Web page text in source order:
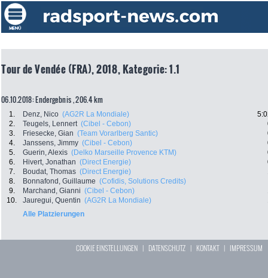
Tour de Vendée (FRA), 2018, Kategorie: 1.1
06.10.2018: Endergebnis , 206.4 km
1. Denz, Nico (AG2R La Mondiale)
2.
Teugels, Lennert (Cibel - Cebon)
3.
Friesecke, Gian (Team Vorarlberg Santic)
4.
Janssens, Jimmy (Cibel - Cebon)
5.
Guerin, Alexis (Delko Marseille Provence KTM)
6.
Hivert, Jonathan (Direct Energie)
7.
Boudat, Thomas (Direct Energie)
8.
Bonnafond, Guillaume (Cofidis, Solutions Credits)
9.
Marchand, Gianni (Cibel - Cebon)
10.
Jauregui, Quentin (AG2R La Mondiale)
Alle Platzierungen
COOKIE EINSTELLUNGEN | DATENSCHUTZ | KONTAKT| IMPRESSUM